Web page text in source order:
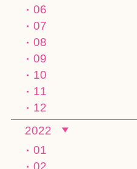
06
07
08
09
10
11
12
2022
01
02